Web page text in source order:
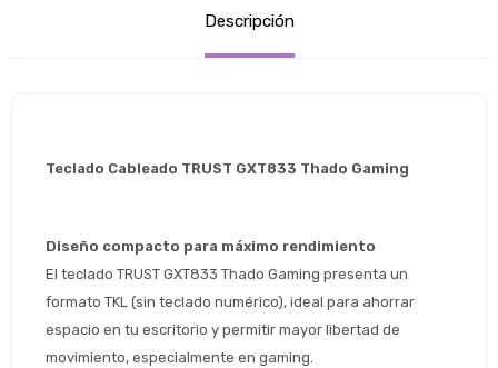
Descripción
Teclado Cableado TRUST GXT833 Thado Gaming
Diseño compacto para máximo rendimiento
El teclado TRUST GXT833 Thado Gaming presenta un
formato TKL (sin teclado numérico), ideal para ahorrar
espacio en tu escritorio y permitir mayor libertad de
movimiento, especialmente en gaming.